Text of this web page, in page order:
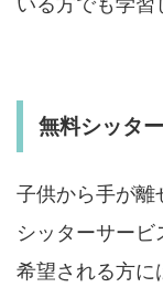
無料シッタ
子供から手が離
シッターサー
希望される方に